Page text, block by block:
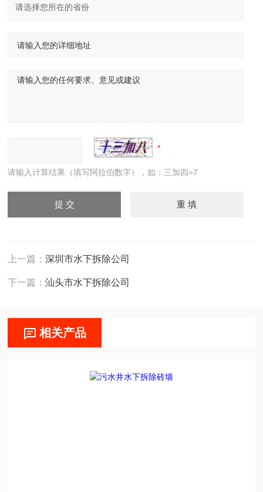
请输入计算结果（填写阿拉伯数字），如：三加四=7
上一篇：深圳市水下拆除公司
下一篇：汕头市水下拆除公司
相关产品